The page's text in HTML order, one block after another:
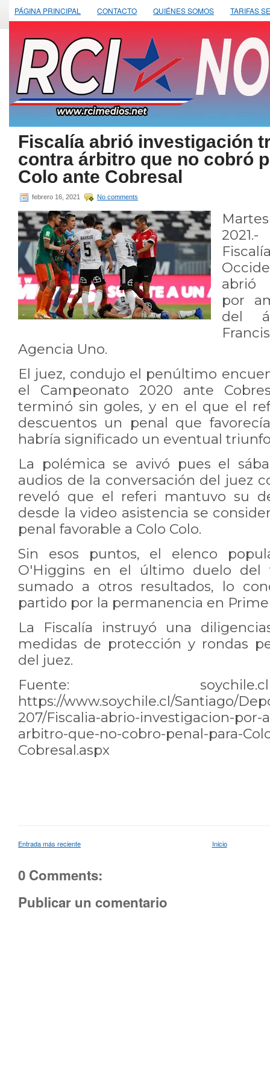
PÁGINA PRINCIPAL CONTACTO QUIÉNES SOMOS TARIFAS
Fiscalía abrió investigación
contra árbitro que no cobró
Colo ante Cobresal
febrero 16, 2021 No comments
abrió
por
del
Agencia Uno.
El juez, condujo el penúltimo
el Campeonato 2020 ante
terminó sin goles, y en el que el
descuentos un penal que
habría significado un eventual
La polémica se avivó pues el
audios de la conversación del juez
reveló que el referi mantuvo su
desde la video asistencia se
penal favorable a Colo Colo.
Sin esos puntos, el elenco
O'Higgins en el último duelo del
sumado a otros resultados, lo
partido por la permanencia en
La Fiscalía instruyó una
medidas de protección y rondas
del juez.
Fuente:
https://www.soychile.cl/Santiago/
207/Fiscalia-abrio-investigacion-por-
arbitro-que-no-cobro-penal-para-
Cobresal.aspx
Entrada más reciente Inicio
0 Comments:
Publicar un comentario